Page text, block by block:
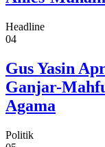
Headline
04
Gus Yasin
Ganjar-
Agama
Politik